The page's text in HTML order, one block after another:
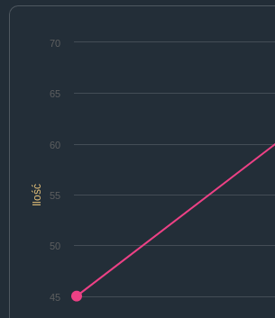
Ilość
45
50
55
60
65
70